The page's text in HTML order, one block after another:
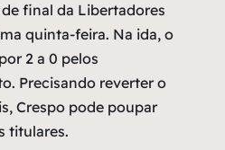
final da Libertadores
quinta-feira. Na ida, o
2 a 0 pelos
Precisando reverter o
Crespo pode poupar
titulares.